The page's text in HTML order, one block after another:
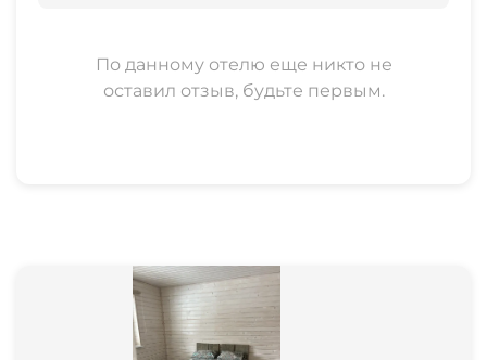
По данному отелю еще никто не
оставил отзыв, будьте первым.